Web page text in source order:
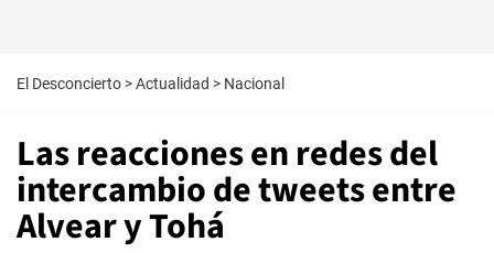
El Desconcierto >Actualidad > Nacional
Las reacciones en redes del
intercambio de tweets entre
Alvear y Tohá